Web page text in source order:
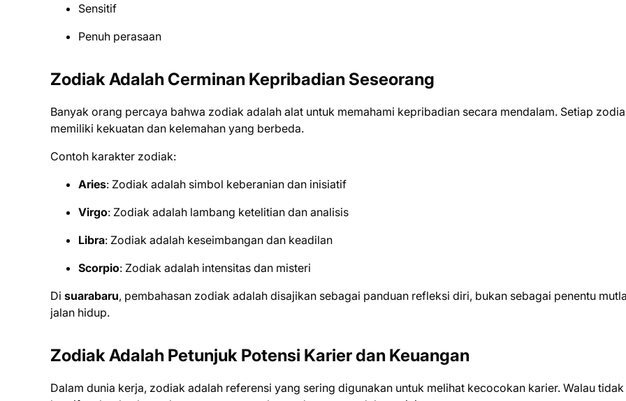
Sensitif
Penuh perasaan
Zodiak Adalah Cerminan Kepribadian Seseorang
Banyak orang percaya bahwa zodiak adalah alat untuk memahami kepribadian secara mendalam. Setiap
memiliki kekuatan dan kelemahan yang berbeda.
Contoh karakter zodiak:
Aries: Zodiak adalah simbol keberanian dan inisiatif
Virgo: Zodiak adalah lambang ketelitian dan analisis
Libra: Zodiak adalah keseimbangan dan keadilan
Scorpio: Zodiak adalah intensitas dan misteri
Di suarabaru, pembahasan zodiak adalah disajikan sebagai panduan refleksi diri, bukan sebagai penentu
jalan hidup.
Zodiak Adalah Petunjuk Potensi Karier dan Keuangan
Dalam dunia kerja, zodiak adalah referensi yang sering digunakan untuk melihat kecocokan karier. Walau tidak